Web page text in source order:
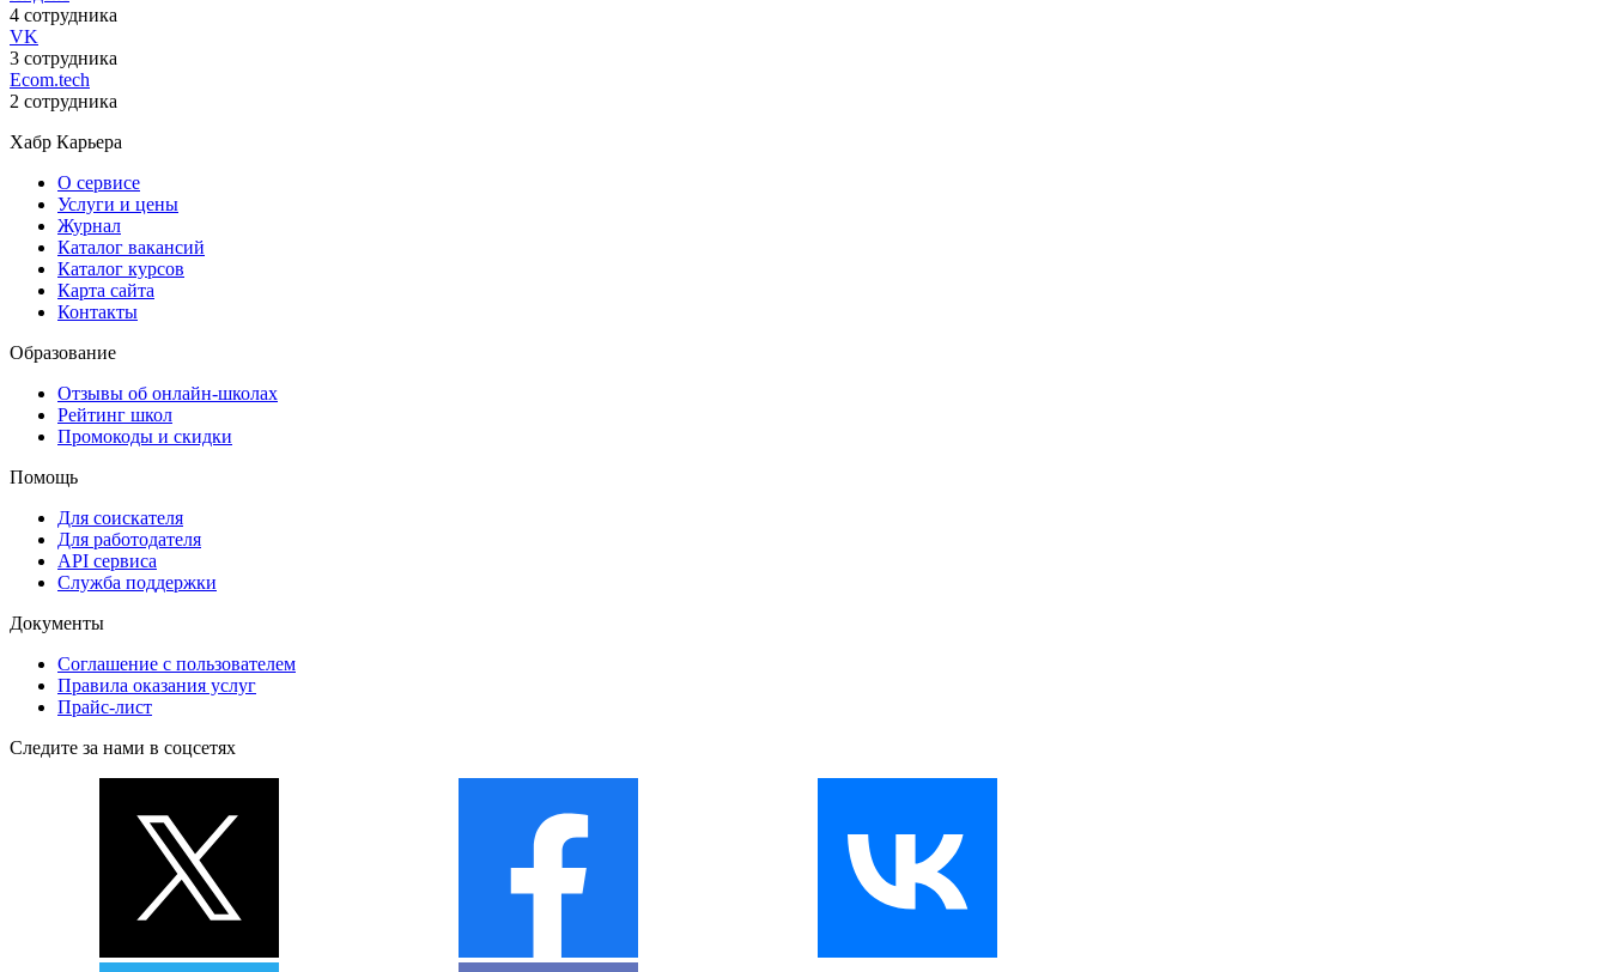
4 сотрудника
VK
3 сотрудника
Ecom.tech
2 сотрудника
Хабр Карьера
О сервисе
Услуги и цены
Журнал
Каталог вакансий
Каталог курсов
Карта сайта
Контакты
Образование
Отзывы об онлайн-школах
Рейтинг школ
Промокоды и скидки
Помощь
Для соискателя
Для работодателя
API сервиса
Служба поддержки
Документы
Соглашение с пользователем
Правила оказания услуг
Прайс-лист
Следите за нами в соцсетях